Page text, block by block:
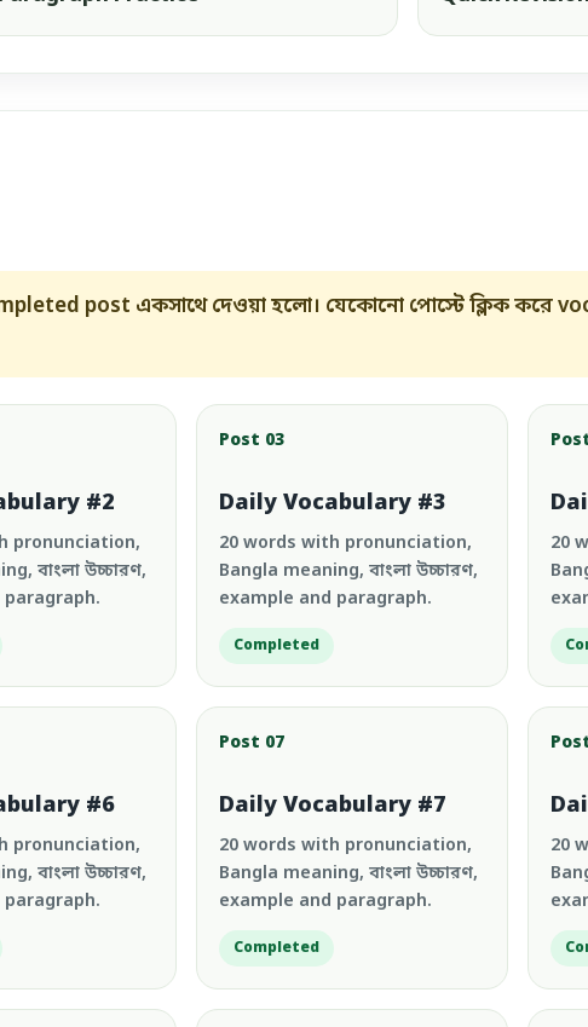
post একসাথে দেওয়া হলো। যেকোনো পোস্টে ক্লিক করে
#2
pronunciation,
বাংলা উচ্চারণ,
Post 03
Daily Vocabulary #3
20 words with pronunciation,
Bangla meaning, বাংলা উচ্চারণ,
example and paragraph.
Completed
20
#6
pronunciation,
বাংলা উচ্চারণ,
Post 07
Daily Vocabulary #7
20 words with pronunciation,
Bangla meaning, বাংলা উচ্চারণ,
example and paragraph.
Completed
20